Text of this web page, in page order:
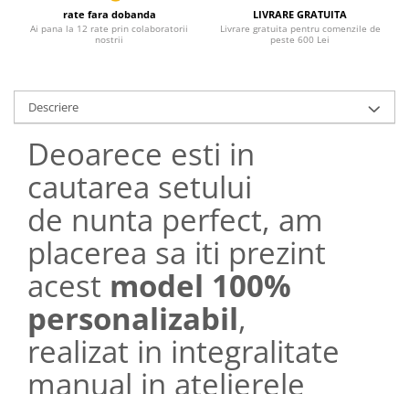
rate fara dobanda
Ai pana la 12 rate prin colaboratorii
nostrii
LIVRARE GRATUITA
Livrare gratuita pentru comenzile de
peste 600 Lei
Descriere
Deoarece esti in
cautarea setului
de nunta perfect, am
placerea sa iti prezint
acest model 100%
personalizabil,
realizat in integralitate
manual in atelierele